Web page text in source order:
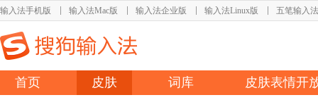
输入法手机版 输入法Mac版 输入法企业版 输入法Linux版 五笔输入法
首页 皮肤 词库 皮肤表情开